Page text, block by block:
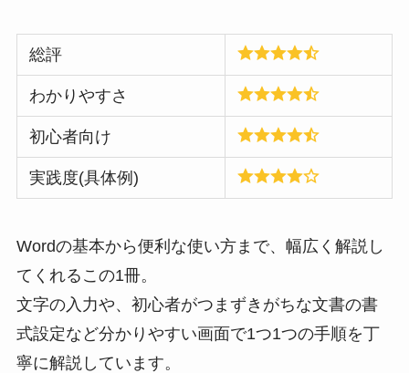
総評
わかりやすさ
初心者向け
実践度(具体例)
Wordの基本から便利な使い方まで、幅広く解説し
てくれるこの1冊。
文字の入力や、初心者がつまずきがちな文書の書
式設定など分かりやすい画面で1つ1つの手順を丁
寧に解説しています。